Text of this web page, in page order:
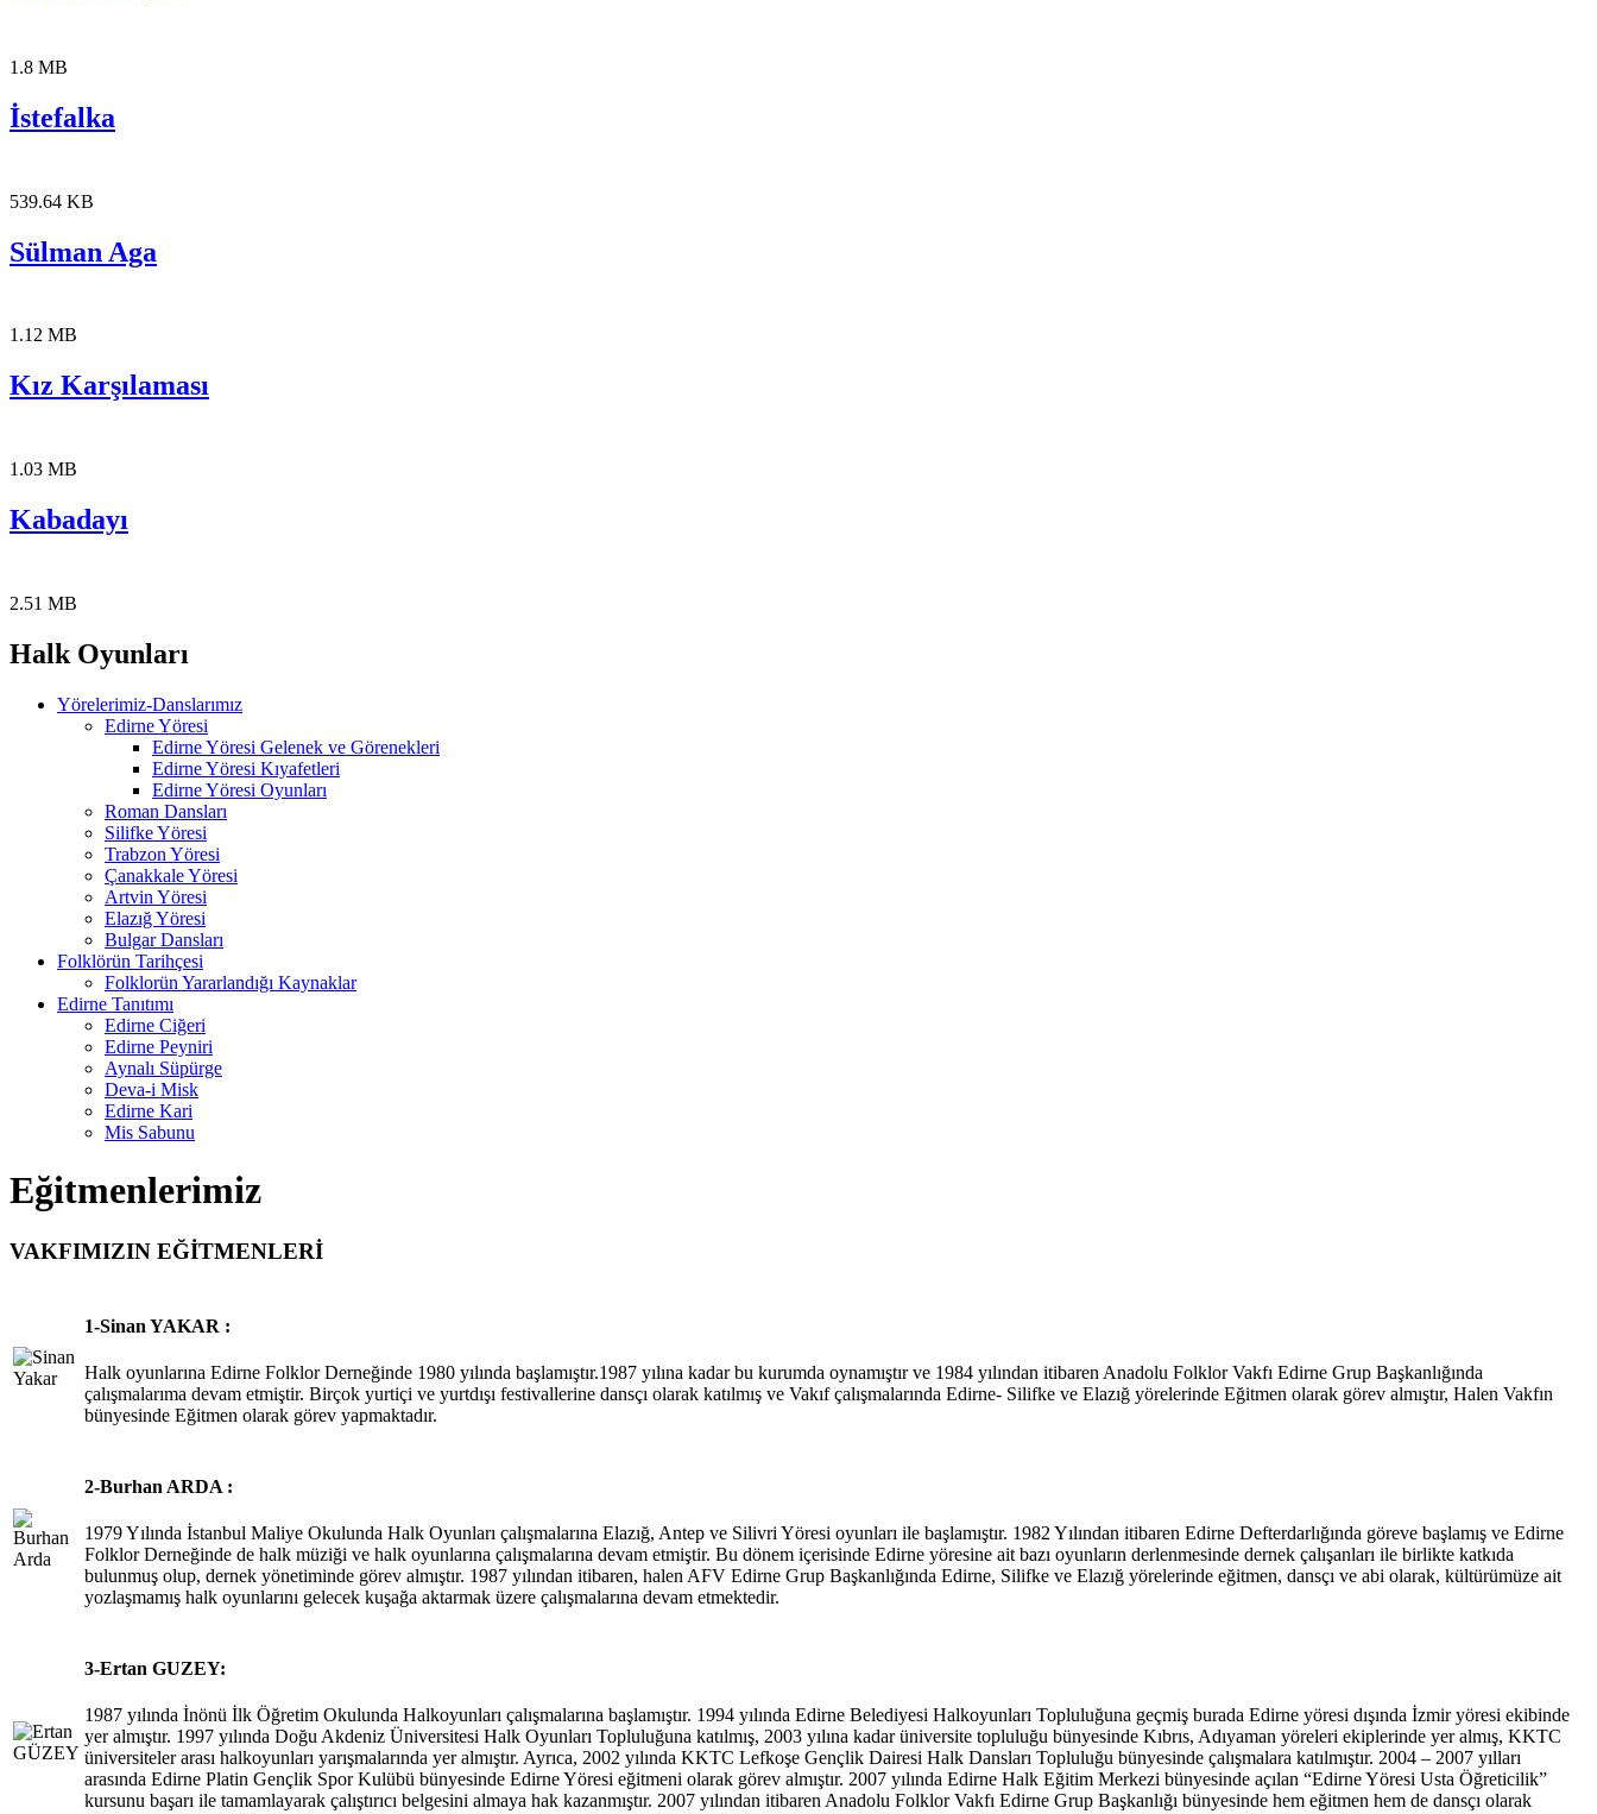
1.8 MB
İstefalka
539.64 KB
Sülman Aga
1.12 MB
Kız Karşılaması
1.03 MB
Kabadayı
2.51 MB
Halk Oyunları
Yörelerimiz-Danslarımız
Edirne Yöresi
Edirne Yöresi Gelenek ve Görenekleri
Edirne Yöresi Kıyafetleri
Edirne Yöresi Oyunları
Roman Dansları
Silifke Yöresi
Trabzon Yöresi
Çanakkale Yöresi
Artvin Yöresi
Elazığ Yöresi
Bulgar Dansları
Folklörün Tarihçesi
Folklorün Yararlandığı Kaynaklar
Edirne Tanıtımı
Edirne Ciğeri
Edirne Peyniri
Aynalı Süpürge
Deva-i Misk
Edirne Kari
Mis Sabunu
Eğitmenlerimiz
VAKFIMIZIN EĞİTMENLERİ
1-Sinan YAKAR :
Halk oyunlarına Edirne Folklor Derneğinde 1980 yılında başlamıştır.1987 yılına kadar bu kurumda oynamıştır ve 1984 yılından itibaren Anadolu Folklor Vakfı Edirne Grup Başkanlığında
çalışmalarıma devam etmiştir. Birçok yurtiçi ve yurtdışı festivallerine dansçı olarak katılmış ve Vakıf çalışmalarında Edirne- Silifke ve Elazığ yörelerinde Eğitmen olarak görev almıştır, Halen Vakfın
bünyesinde Eğitmen olarak görev yapmaktadır.
2-Burhan ARDA :
1979 Yılında İstanbul Maliye Okulunda Halk Oyunları çalışmalarına Elazığ, Antep ve Silivri Yöresi oyunları ile başlamıştır. 1982 Yılından itibaren Edirne Defterdarlığında göreve başlamış ve Edirne
Folklor Derneğinde de halk müziği ve halk oyunlarına çalışmalarına devam etmiştir. Bu dönem içerisinde Edirne yöresine ait bazı oyunların derlenmesinde dernek çalışanları ile birlikte katkıda
bulunmuş olup, dernek yönetiminde görev almıştır. 1987 yılından itibaren, halen AFV Edirne Grup Başkanlığında Edirne, Silifke ve Elazığ yörelerinde eğitmen, dansçı ve abi olarak, kültürümüze ait
yozlaşmamış halk oyunlarını gelecek kuşağa aktarmak üzere çalışmalarına devam etmektedir.
3-Ertan GUZEY:
1987 yılında İnönü İlk Öğretim Okulunda Halkoyunları çalışmalarına başlamıştır. 1994 yılında Edirne Belediyesi Halkoyunları Topluluğuna geçmiş burada Edirne yöresi dışında İzmir yöresi ekibinde
yer almıştır. 1997 yılında Doğu Akdeniz Üniversitesi Halk Oyunları Topluluğuna katılmış, 2003 yılına kadar üniversite topluluğu bünyesinde Kıbrıs, Adıyaman yöreleri ekiplerinde yer almış, KKTC
üniversiteler arası halkoyunları yarışmalarında yer almıştır. Ayrıca, 2002 yılında KKTC Lefkoşe Gençlik Dairesi Halk Dansları Topluluğu bünyesinde çalışmalara katılmıştır. 2004 – 2007 yılları
arasında Edirne Platin Gençlik Spor Kulübü bünyesinde Edirne Yöresi eğitmeni olarak görev almıştır. 2007 yılında Edirne Halk Eğitim Merkezi bünyesinde açılan “Edirne Yöresi Usta Öğreticilik”
kursunu başarı ile tamamlayarak çalıştırıcı belgesini almaya hak kazanmıştır. 2007 yılından itibaren Anadolu Folklor Vakfı Edirne Grup Başkanlığı bünyesinde hem eğitmen hem de dansçı olarak